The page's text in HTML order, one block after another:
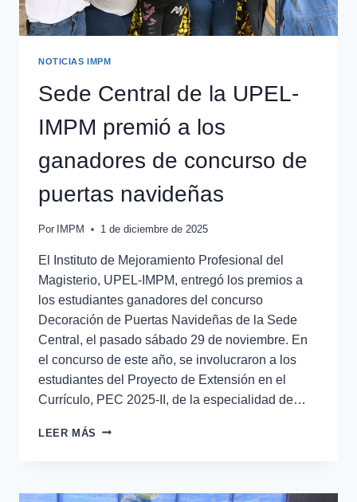
NOTICIAS IMPM
Sede Central de la UPEL-
IMPM premió a los
ganadores de concurso de
puertas navideñas
Por IMPM 1 de diciembre de 2025
El Instituto de Mejoramiento Profesional del
Magisterio, UPEL-IMPM, entregó los premios a
los estudiantes ganadores del concurso
Decoración de Puertas Navideñas de la Sede
Central, el pasado sábado 29 de noviembre. En
el concurso de este año, se involucraron a los
estudiantes del Proyecto de Extensión en el
Currículo, PEC 2025-II, de la especialidad de…
LEER MÁS